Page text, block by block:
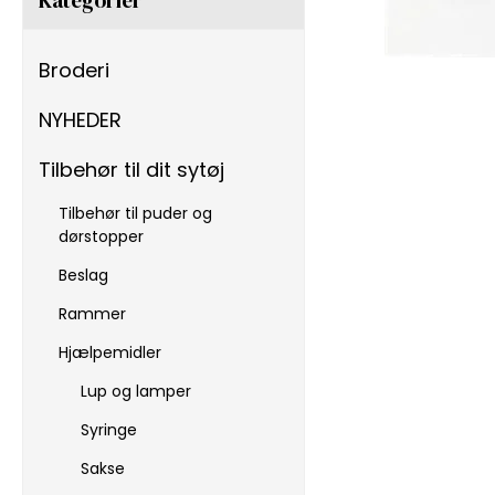
Broderi
NYHEDER
Tilbehør til dit sytøj
Tilbehør til puder og
dørstopper
Beslag
Rammer
Hjælpemidler
Lup og lamper
Syringe
Sakse